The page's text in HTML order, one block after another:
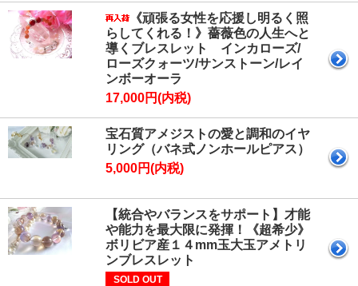
《頑張る女性を応援し明るく照
らしてくれる！》薔薇色の人生へと
導くブレスレット インカローズ/
ローズクォーツ/サンストーン/レイ
ンボーオーラ
17,000円(内税)
宝石質アメジストの愛と調和のイヤ
リング（バネ式ノンホールピアス）
5,000円(内税)
【統合やバランスをサポート】才能
や能力を最大限に発揮！《超希少》
ボリビア産１４mm玉大玉アメトリ
ンブレスレット
SOLD OUT